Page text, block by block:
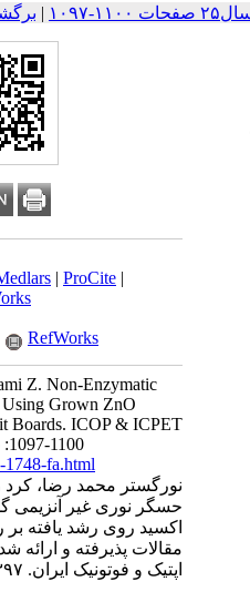
|
| ProCite |
RefWorks
Z. Non-Enzymatic
Grown ZnO
Boards. ICOP & ICPET
:1097-1100
1748-fa.html
نورگستر محمد رضا،
حسگر نوری غیر آنزیمی
اکسید روی رشد یافته بر
مقالات پذیرفته و ارائه
اپتیک و فوتونیک ایران. ۱۳۹۷; ۲۵